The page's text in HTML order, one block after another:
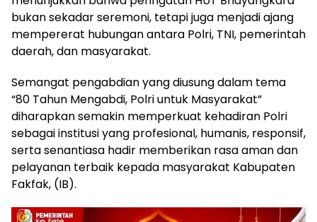
bukan sekadar seremoni, tetapi juga menjadi ajang
mempererat hubungan antara Polri, TNI, pemerintah
daerah, dan masyarakat.
Semangat pengabdian yang diusung dalam tema
“80 Tahun Mengabdi, Polri untuk Masyarakat”
diharapkan semakin memperkuat kehadiran Polri
sebagai institusi yang profesional, humanis, responsif,
serta senantiasa hadir memberikan rasa aman dan
pelayanan terbaik kepada masyarakat Kabupaten
Fakfak, (IB).